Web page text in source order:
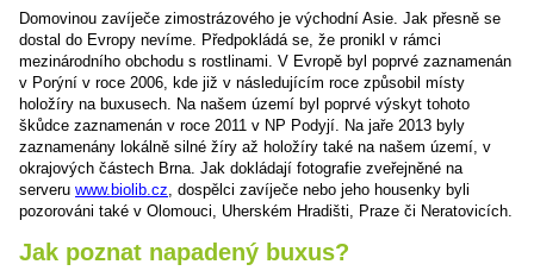
Domovinou zavíječe zimostrázového je východní Asie. Jak přesně se
dostal do Evropy nevíme. Předpokládá se, že pronikl v rámci
mezinárodního obchodu s rostlinami. V Evropě byl poprvé zaznamenán
v Porýní v roce 2006, kde již v následujícím roce způsobil místy
holožíry na buxusech. Na našem území byl poprvé výskyt tohoto
škůdce zaznamenán v roce 2011 v NP Podyjí. Na jaře 2013 byly
zaznamenány lokálně silné žíry až holožíry také na našem území, v
okrajových částech Brna. Jak dokládají fotografie zveřejněné na
serveru www.biolib.cz, dospělci zavíječe nebo jeho housenky byli
pozorováni také v Olomouci, Uherském Hradišti, Praze či Neratovicích.
Jak poznat napadený buxus?